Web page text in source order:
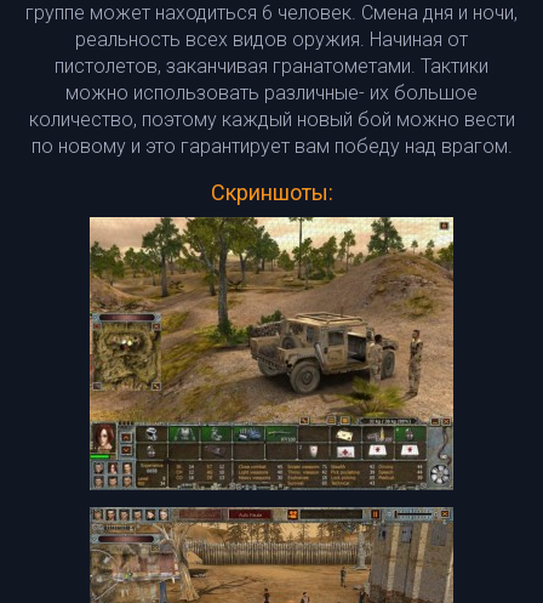
группе может находиться 6 человек. Смена дня и ночи,
реальность всех видов оружия. Начиная от
пистолетов, заканчивая гранатометами. Тактики
можно использовать различные- их большое
количество, поэтому каждый новый бой можно вести
по новому и это гарантирует вам победу над врагом.
Скриншоты: